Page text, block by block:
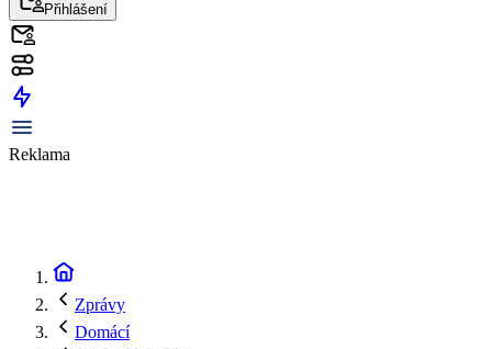
Přihlášení
Reklama
Zprávy
Domácí